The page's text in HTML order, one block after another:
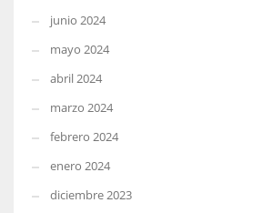
junio 2024
mayo 2024
abril 2024
marzo 2024
febrero 2024
enero 2024
diciembre 2023